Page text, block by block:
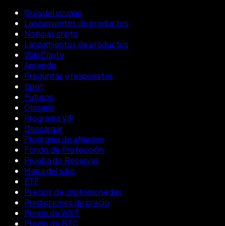
Guía del usuario
Lanzamientos de productos
Noticias cripto
Lanzamientos de productos
Wiki Cripto
Aprende
Preguntas y respuestas
Spot
Futuros
Glosario
Programa VIP
Descargar
Programa de afiliados
Fondo de Protección
Prueba de Reservas
Mapa del sitio
ETF
Precios de criptomonedas
Predicciones de precio
Precio de WXT
Precio de BTC